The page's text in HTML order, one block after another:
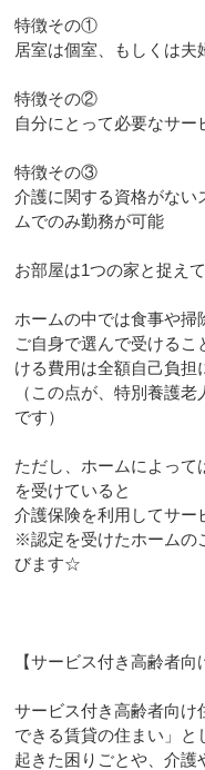
特徴その①
居室は個室、もしくは夫
特徴その②
自分にとって必要なサー
特徴その③
介護に関する資格がない
ムでのみ勤務が可能
お部屋は1つの家と捉え
ホームの中では食事や掃
ご自身で選んで受ける
ける費用は全額自己負担
（この点が、特別養護
です）
ただし、ホームによって
を受けていると
介護保険を利用してサー
※認定を受けたホームの
びます☆
【サービス付き高齢者向
サービス付き高齢者向け
できる賃貸の住まい」
起きた困りごとや、介護